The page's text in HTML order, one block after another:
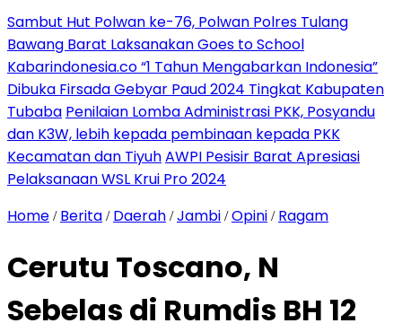
Sambut Hut Polwan ke-76, Polwan Polres Tulang
Bawang Barat Laksanakan Goes to School
Kabarindonesia.co “1 Tahun Mengabarkan Indonesia”
Dibuka Firsada Gebyar Paud 2024 Tingkat Kabupaten
Tubaba Penilaian Lomba Administrasi PKK, Posyandu
dan K3W, lebih kepada pembinaan kepada PKK
Kecamatan dan TiyuhAWPI Pesisir Barat Apresiasi
Pelaksanaan WSL Krui Pro 2024
Home / Berita / Daerah /Jambi /Opini / Ragam
Cerutu Toscano, N
Sebelas di Rumdis BH 12